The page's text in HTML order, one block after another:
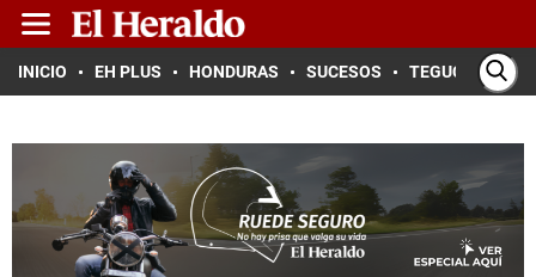
INICIO EH PLUS HONDURAS SUCESOS TEGUCIGALPA